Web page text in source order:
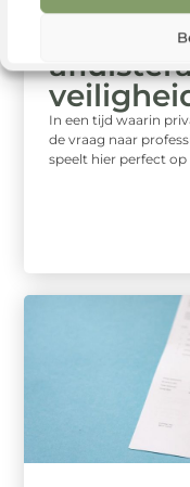
Dienstverlening
Sitcon:
In een tijd waarin
de vraag naar
speelt hier perfect op